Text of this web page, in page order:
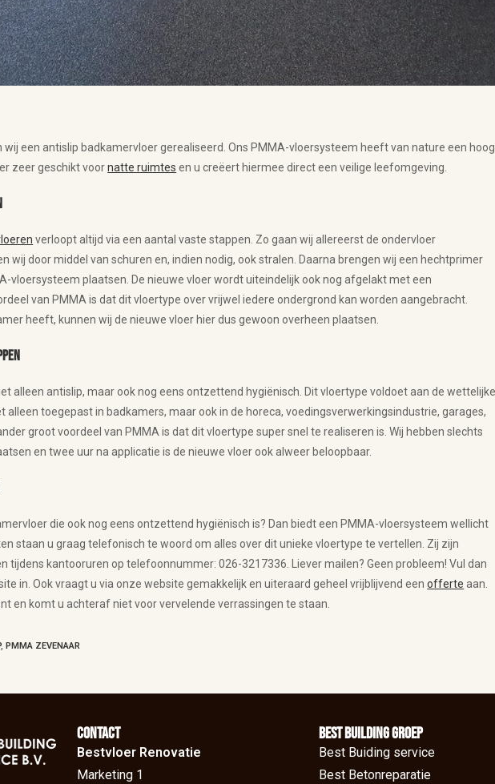
wij een antislip badkamervloer gerealiseerd. Ons PMMA-vloersysteem heeft van nature een hoog
zeer geschikt voornatte ruimtes en u creëert hiermee direct een veilige leefomgeving.
verloopt altijd via een aantal vaste stappen. Zo gaan wij allereerst de ondervloer
wij door middel van schuren en, indien nodig, ook stralen. Daarna brengen wij een hechtprimer
vloersysteem plaatsen. De nieuwe vloer wordt uiteindelijk ook nog afgelakt met een
van PMMA is dat dit vloertype over vrijwel iedere ondergrond kan worden aangebracht.
heeft, kunnen wij de nieuwe vloer hier dus gewoon overheen plaatsen.
alleen antislip, maar ook nog eens ontzettend hygiënisch. Dit vloertype voldoet aan de wettelijke
alleen toegepast in badkamers, maar ook in de horeca, voedingsverwerkingsindustrie, garages,
groot voordeel van PMMA is dat dit vloertype super snel te realiseren is. Wij hebben slechts
en twee uur na applicatie is de nieuwe vloer ook alweer beloopbaar.
die ook nog eens ontzettend hygiënisch is? Dan biedt een PMMA-vloersysteem wellicht
staan u graag telefonisch te woord om alles over dit unieke vloertype te vertellen. Zij zijn
tijdens kantooruren op telefoonnummer: 026-3217336. Liever mailen? Geen probleem! Vul dan
in. Ook vraagt u via onze website gemakkelijk en uiteraard geheel vrijblijvend eenofferte aan.
en komt u achteraf niet voor vervelende verrassingen te staan.
, PMMA ZEVENAAR
Contact
Bestvloer Renovatie
Marketing 1
BEst Building groep
Best Buiding service
Best Betonreparatie